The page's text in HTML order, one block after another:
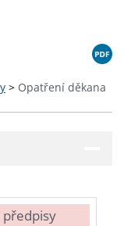
> Opatření děkana